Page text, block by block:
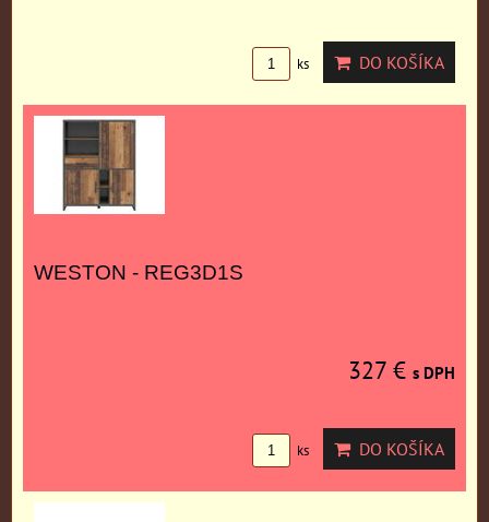
ks DO KOŠÍKA
WESTON - REG3D1S
327 € s DPH
ks DO KOŠÍKA